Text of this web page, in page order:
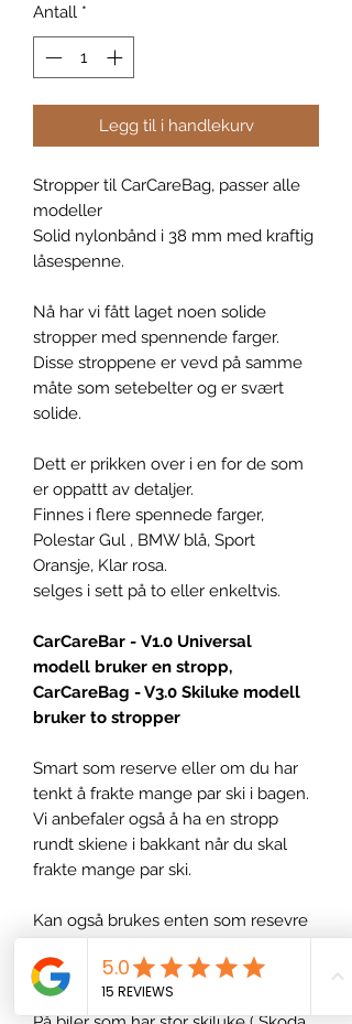
Antall *
Legg til i handlekurv
Stropper til CarCareBag, passer alle
modeller
Solid nylonbånd i 38 mm med kraftig
låsespenne.
Nå har vi fått laget noen solide
stropper med spennende farger.
Disse stroppene er vevd på samme
måte som setebelter og er svært
solide.
Dett er prikken over i en for de som
er oppattt av detaljer.
Finnes i flere spennede farger,
Polestar Gul , BMW blå, Sport
Oransje, Klar rosa.
selges i sett på to eller enkeltvis.
CarCareBar - V1.0 Universal
modell bruker en stropp,
CarCareBag - V3.0 Skiluke modell
bruker to stropper
Smart som reserve eller om du har
tenkt å frakte mange par ski i bagen.
Vi anbefaler også å ha en stropp
rundt skiene i bakkant når du skal
frakte mange par ski.
Kan også brukes enten som resevre
CarCareBag V1.0 og V3.0, eller som
ekstra sikring rundt ski og bag.